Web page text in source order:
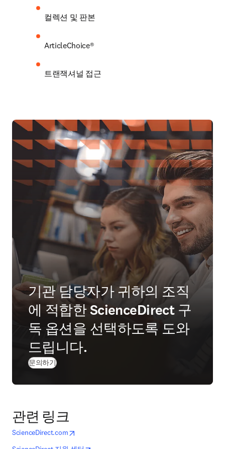
컬렉션 및 판본
ArticleChoice®
트랜잭셔널 접근
기관 담당자가 귀하의 조직
에 적합한 ScienceDirect 구
독 옵션을 선택하도록 도와
드립니다.
문의하기
관련 링크
ScienceDirect.com새 탭/창에서 열기
opens in new tab/window